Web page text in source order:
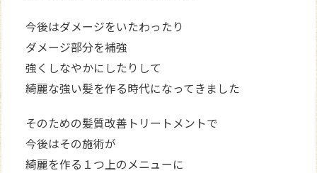
今後はダメージをいたわったり
ダメージ部分を補強
強くしなやかにしたりして
綺麗な強い髪を作る時代になってきました
そのための髪質改善トリートメントで
今後はその施術が
綺麗を作る１つ上のメニューに